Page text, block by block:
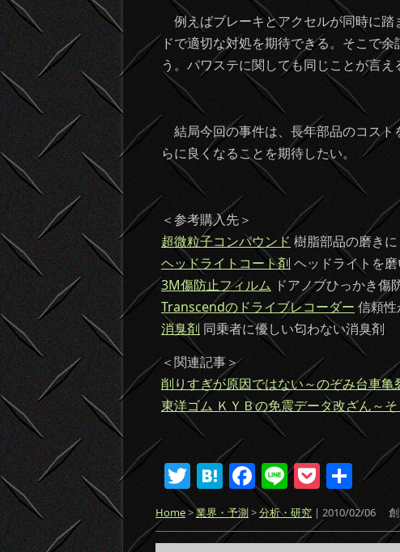
例えばブレーキとアクセルが同時に踏
ドで適切な対処を期待できる。そこで
う。パワステに関しても同じことが言え
結局今回の事件は、長年部品のコスト
らに良くなることを期待したい。
＜参考購入先＞
超微粒子コンパウンド 樹脂部品の磨きに
ヘッドライトコート剤 ヘッドライトを
3M傷防止フィルム ドアノブひっかき傷
Transcendのドライブレコーダー 信頼
消臭剤 同乗者に優しい匂わない消臭剤
＜関連記事＞
削りすぎが原因ではない～のぞみ台車亀
東洋ゴム ＫＹＢの免震データ改ざん～
T
w
itt
H
at
e
F
a
c
Li
n
e
P
o
ck
共
有
Home>業界・予測>分析・研究 | 2010/02/06